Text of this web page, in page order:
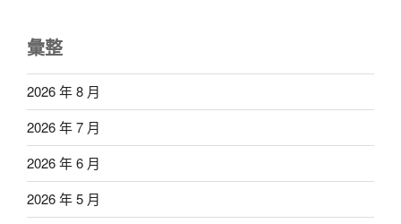
彙整
2026 年 8 月
2026 年 7 月
2026 年 6 月
2026 年 5 月